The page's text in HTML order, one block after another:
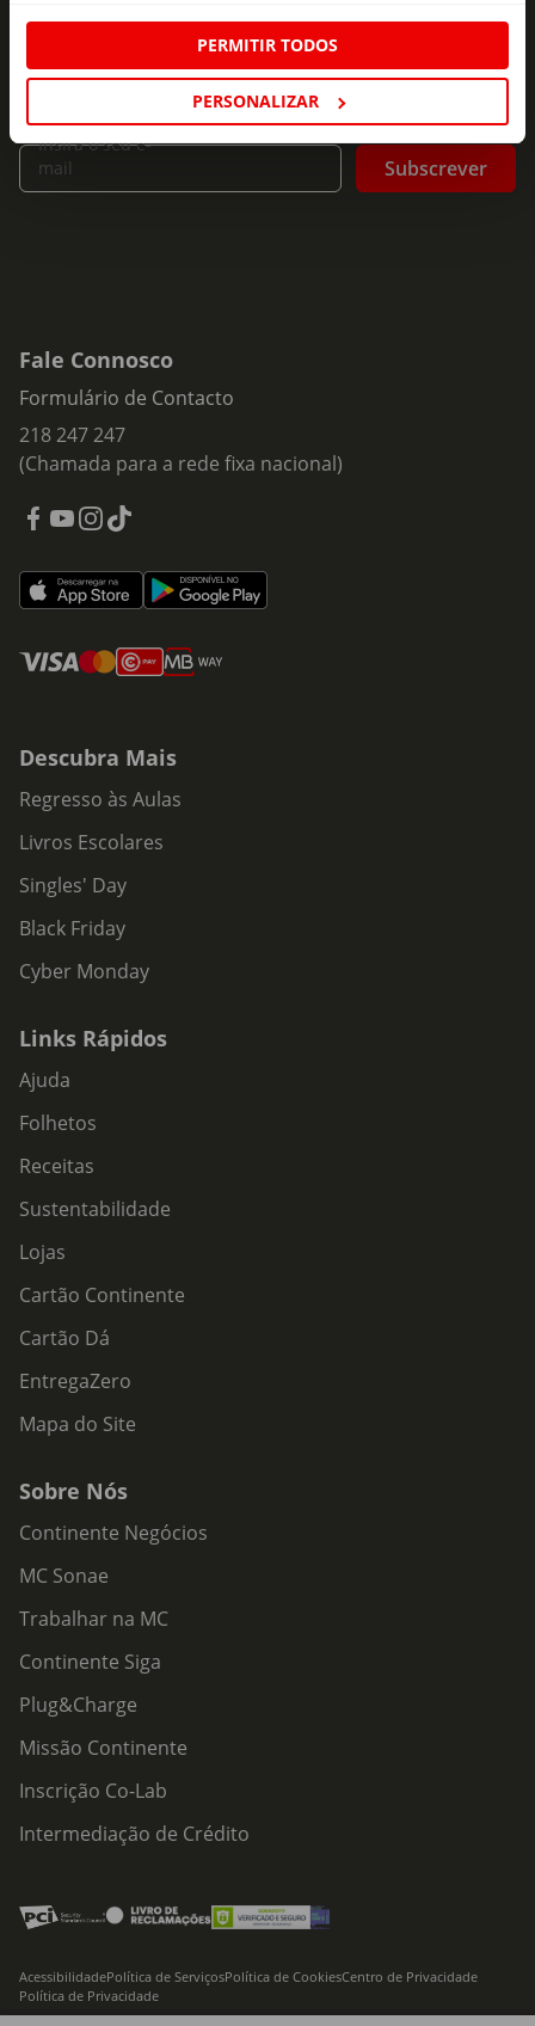
PERMITIR TODOS
PERSONALIZAR
seu e-mail!
Subscreva e descubra campanhas exclusivas,
ofertas e novidades para si.
Insira o seu e-
mail
Subscrever
Fale Connosco
Formulário de Contacto
218 247 247
(Chamada para a rede fixa nacional)
Descubra Mais
Regresso às Aulas
Livros Escolares
Singles' Day
Black Friday
Cyber Monday
Links Rápidos
Ajuda
Folhetos
Receitas
Sustentabilidade
Lojas
Cartão Continente
Cartão Dá
EntregaZero
Mapa do Site
Sobre Nós
Continente Negócios
MC Sonae
Trabalhar na MC
Continente Siga
Plug&Charge
Missão Continente
Inscrição Co-Lab
Intermediação de Crédito
AcessibilidadePolítica de ServiçosPolítica de CookiesCentro de Privacidade
Política de Privacidade